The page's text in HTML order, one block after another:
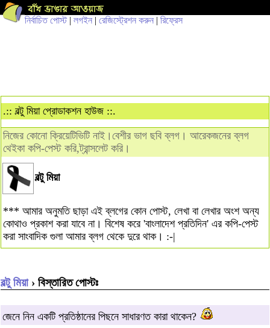
নির্বাচিত পোস্ট| লগইন | রেজিস্ট্রেশন করুন | রিফ্রেস
.:: বল্টু মিয়া প্রোডাকশন হাউজ ::.
নিজের কোনো ক্রিয়েটিভিটি নাই।বেশীর ভাগ ছবি ব্লগ। আরেকজনের ব্লগ
থেইকা কপি-পেস্ট করি,ট্রান্সলেট করি।
বল্টু মিয়া
*** আমার অনুমতি ছাড়া এই ব্লগের কোন পোস্ট, লেখা বা লেখার অংশ অন্য
কোথাও প্রকাশ করা যাবে না। বিশেষ করে 'বাংলাদেশ প্রতিদিন' এর কপি-পেস্ট
করা সাংবাদিক গুলা আমার ব্লগ থেকে দুরে থাক। :-|
বল্টু মিয়া› বিস্তারিত পোস্টঃ
জেনে নিন একটি প্রতিষ্ঠানের পিছনে সাধারণত কারা থাকেন?